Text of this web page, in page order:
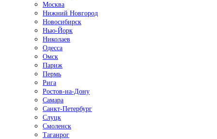
Москва
Нижний Новгород
Новосибирск
Нью-Йорк
Николаев
Одесса
Омск
Париж
Пермь
Рига
Ростов-на-Дону
Самара
Санкт-Петербург
Слуцк
Смоленск
Таганрог